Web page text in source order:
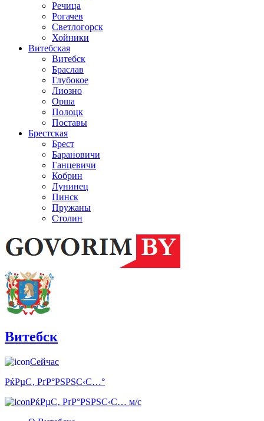
Речица
Рогачев
Светлогорск
Хойники
Витебская
Витебск
Браслав
Глубокое
Лиозно
Орша
Полоцк
Поставы
Брестская
Брест
Барановичи
Ганцевичи
Кобрин
Лунинец
Пинск
Пружаны
Столин
Витебск
Сейчас
РќРµС‚ РґР°РЅРЅС‹С…°
РќРµС‚ РґР°РЅРЅС‹С… м/с